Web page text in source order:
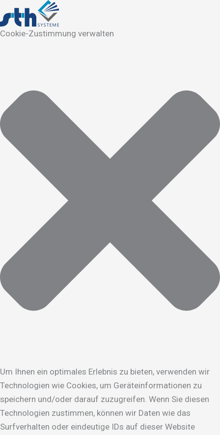
Cookie-Zustimmung verwalten
Um Ihnen ein optimales Erlebnis zu bieten, verwenden wir
Technologien wie Cookies, um Geräteinformationen zu
speichern und/oder darauf zuzugreifen. Wenn Sie diesen
Technologien zustimmen, können wir Daten wie das
Surfverhalten oder eindeutige IDs auf dieser Website